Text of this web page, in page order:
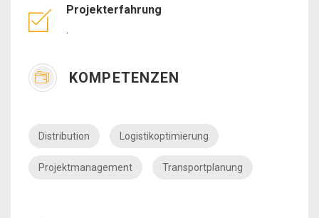
Projekterfahrung
.
KOMPETENZEN
Distribution Logistikoptimierung
Projektmanagement Transportplanung